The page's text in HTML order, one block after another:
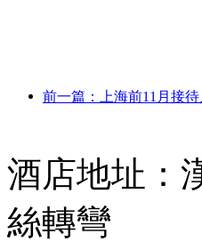
酒店地址：
絲轉彎